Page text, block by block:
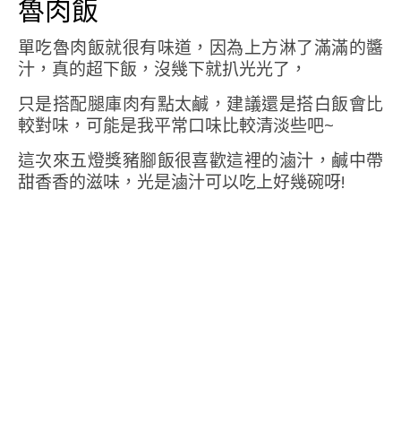
魯肉飯
單吃魯肉飯就很有味道，因為上方淋了滿滿的醬
汁，真的超下飯，沒幾下就扒光光了，
只是搭配腿庫肉有點太鹹，建議還是搭白飯會比
較對味，可能是我平常口味比較清淡些吧~
這次來五燈獎豬腳飯很喜歡這裡的滷汁，鹹中帶
甜香香的滋味，光是滷汁可以吃上好幾碗呀!